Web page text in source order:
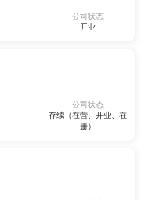
公司状态
开业
公司状态
存续（在营、开业、在
册）